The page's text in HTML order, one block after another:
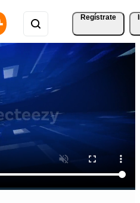
Regístrate